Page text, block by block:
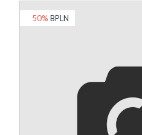
50% BPLN